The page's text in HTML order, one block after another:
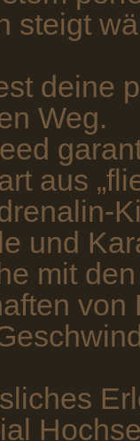
steigt
deine
Weg.
aus
und
mit